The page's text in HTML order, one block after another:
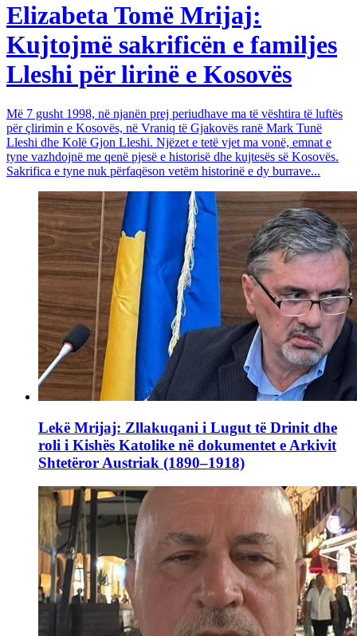
Elizabeta Tomë Mrijaj:
Kujtojmë sakrificën e familjes
Lleshi për lirinë e Kosovës
Më 7 gusht 1998, në njanën prej periudhave ma të vështira të luftës
për çlirimin e Kosovës, në Vraniq të Gjakovës ranë Mark Tunë
Lleshi dhe Kolë Gjon Lleshi. Njëzet e tetë vjet ma vonë, emnat e
tyne vazhdojnë me qenë pjesë e historisë dhe kujtesës së Kosovës.
Sakrifica e tyne nuk përfaqëson vetëm historinë e dy burrave...
Lekë Mrijaj: Zllakuqani i Lugut të Drinit dhe
roli i Kishës Katolike në dokumentet e Arkivit
Shtetëror Austriak (1890–1918)